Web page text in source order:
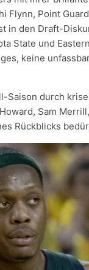
Flynn, Point
in den Draft-
State und
keine
Saison durch
Sam
Rückblicks